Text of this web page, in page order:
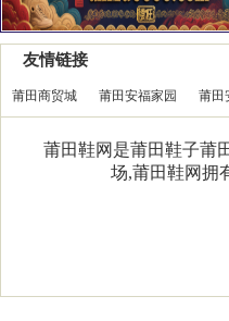
友情链接
莆田商贸城 莆田安福家园 莆田
莆田鞋网是莆田鞋子莆
场,莆田鞋网拥